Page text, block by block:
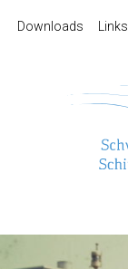
Downloads Links